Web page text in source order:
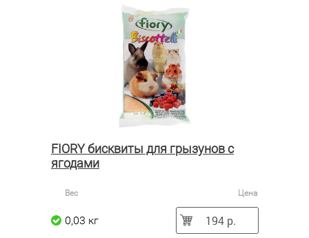
FIORY бисквиты для грызунов с
ягодами
Вес Цена
0,03 кг 194 р.